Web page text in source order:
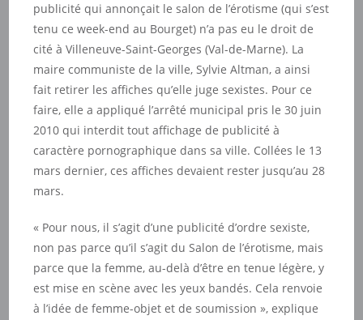
publicité qui annonçait le salon de l’érotisme (qui s’est
tenu ce week-end au Bourget) n’a pas eu le droit de
cité à Villeneuve-Saint-Georges (Val-de-Marne). La
maire communiste de la ville, Sylvie Altman, a ainsi
fait retirer les affiches qu’elle juge sexistes. Pour ce
faire, elle a appliqué l’arrêté municipal pris le 30 juin
2010 qui interdit tout affichage de publicité à
caractère pornographique dans sa ville. Collées le 13
mars dernier, ces affiches devaient rester jusqu’au 28
mars.
« Pour nous, il s’agit d’une publicité d’ordre sexiste,
non pas parce qu’il s’agit du Salon de l’érotisme, mais
parce que la femme, au-delà d’être en tenue légère, y
est mise en scène avec les yeux bandés. Cela renvoie
à l’idée de femme-objet et de soumission », explique